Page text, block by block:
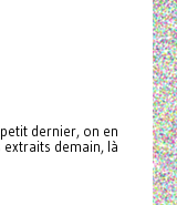
dernier, on en
extraits demain, là